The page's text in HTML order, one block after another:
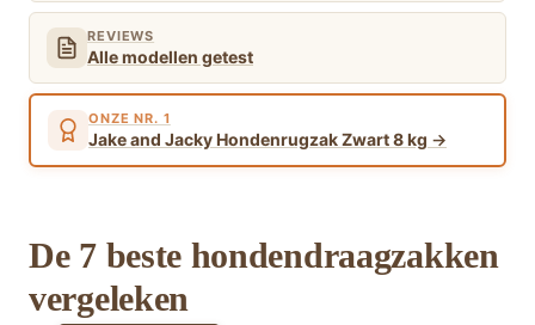
REVIEWS
Alle modellen getest
ONZE NR. 1
Jake and Jacky Hondenrugzak Zwart 8 kg
De 7 beste hondendraagzakken
vergeleken